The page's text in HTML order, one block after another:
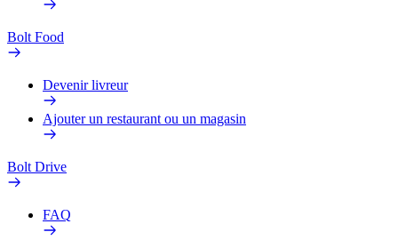
Bolt Food
Devenir livreur
Ajouter un restaurant ou un magasin
Bolt Drive
FAQ